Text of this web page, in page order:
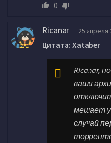
0
Ricanar 25 апреля
Цитата: Xataber
Ricanar,
ваши
мешает
случай